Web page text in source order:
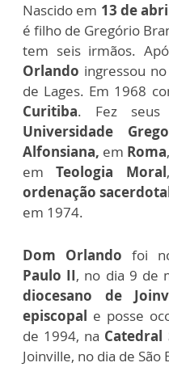
Nascido em 13 de
é filho de Gregório
tem seis irmãos.
Orlando ingressou no
de Lages. Em 1968
Curitiba. Fez
Universidade
Alfonsiana, em Roma
emTeologia Moral
ordenação
em 1974.
Dom Orlando foi
Paulo II, no dia 9 de
diocesano de
episcopal e posse
de 1994, na Catedral
Joinville, no dia de São